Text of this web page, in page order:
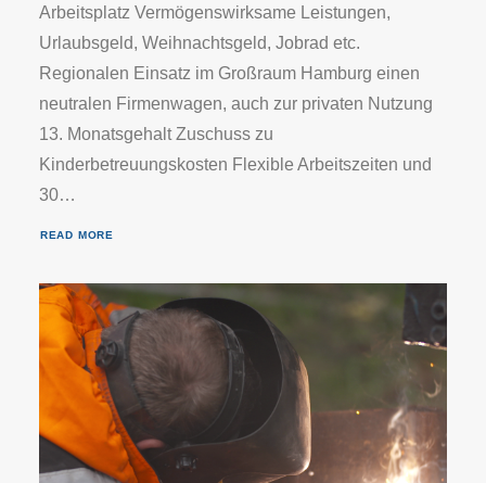
Arbeitsplatz Vermögenswirksame Leistungen,
Urlaubsgeld, Weihnachtsgeld, Jobrad etc.
Regionalen Einsatz im Großraum Hamburg einen
neutralen Firmenwagen, auch zur privaten Nutzung
13. Monatsgehalt Zuschuss zu
Kinderbetreuungskosten Flexible Arbeitszeiten und
30…
READ MORE